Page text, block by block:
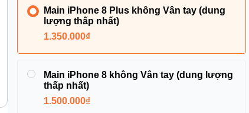
Main iPhone 8 Plus không Vân tay (dung
lượng thấp nhất)
1.350.000₫
Main iPhone 8 không Vân tay (dung lượng
thấp nhất)
1.500.000₫